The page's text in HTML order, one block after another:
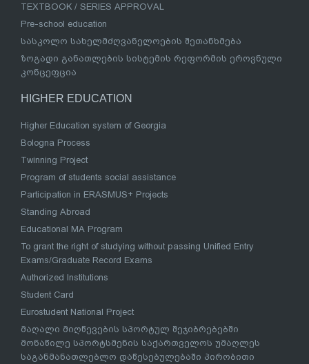
TEXTBOOK / SERIES APPROVAL
Pre-school education
სასკოლო სახელმძღვანელოების შეთანხმება
ზოგადი განათლების სისტემის რეფორმის ეროვნული
კონცეფცია
HIGHER EDUCATION
Higher Education system of Georgia
Bologna Process
Twinning Project
Program of students social assistance
Participation in ERASMUS+ Projects
Standing Abroad
Educational MA Program
To grant the right of studying without passing Unified Entry
Exams/Graduate Record Exams
Authorized Institutions
Student Card
Eurostudent National Project
მაღალი მიღწევების სპორტულ შეჯიბრებებში
მონაწილე სპორტსმენის საქართველოს უმაღლეს
საგანმანათლებლო დაწესებულებაში პირობითი